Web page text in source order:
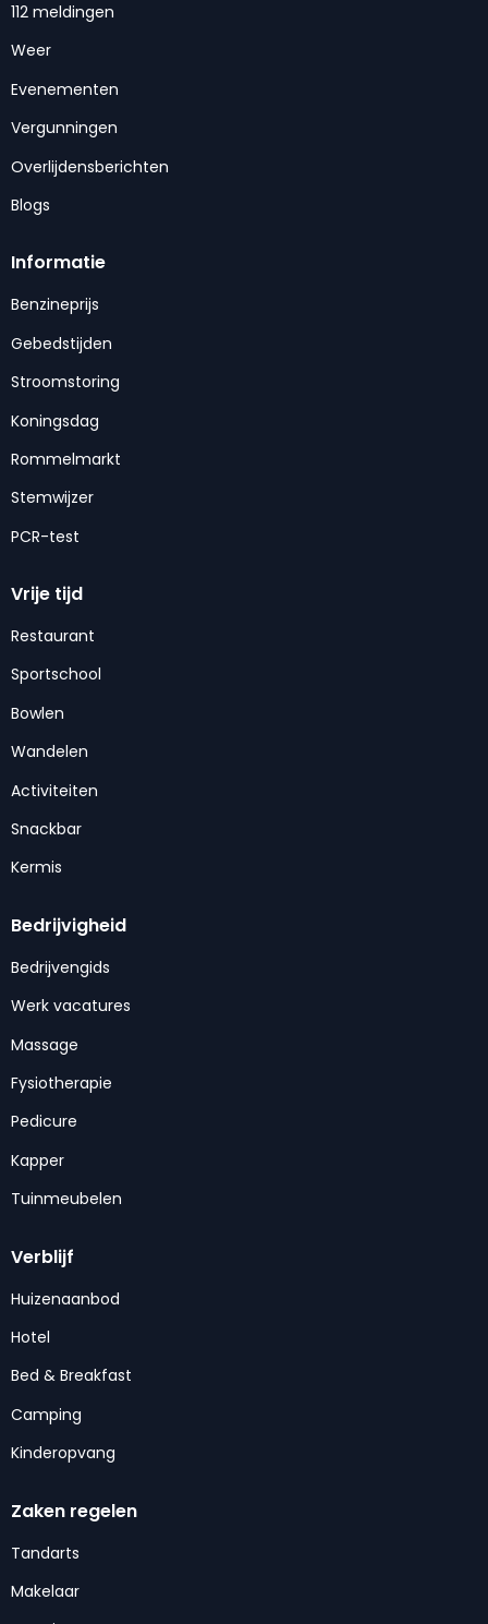
112 meldingen
Weer
Evenementen
Vergunningen
Overlijdensberichten
Blogs
Informatie
Benzineprijs
Gebedstijden
Stroomstoring
Koningsdag
Rommelmarkt
Stemwijzer
PCR-test
Vrije tijd
Restaurant
Sportschool
Bowlen
Wandelen
Activiteiten
Snackbar
Kermis
Bedrijvigheid
Bedrijvengids
Werk vacatures
Massage
Fysiotherapie
Pedicure
Kapper
Tuinmeubelen
Verblijf
Huizenaanbod
Hotel
Bed & Breakfast
Camping
Kinderopvang
Zaken regelen
Tandarts
Makelaar